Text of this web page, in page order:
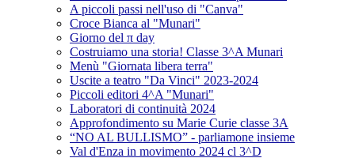
A piccoli passi nell'uso di "Canva"
Croce Bianca al "Munari"
Giorno del π day
Costruiamo una storia! Classe 3^A Munari
Menù "Giornata libera terra"
Uscite a teatro "Da Vinci" 2023-2024
Piccoli editori 4^A "Munari"
Laboratori di continuità 2024
Approfondimento su Marie Curie classe 3A
“NO AL BULLISMO” - parliamone insieme
Val d'Enza in movimento 2024 cl 3^D